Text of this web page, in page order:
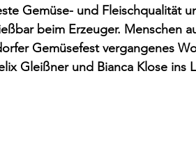
Gemüse- und Fleischqualität
beim Erzeuger. Menschen
Gemüsefest vergangenes
Gleißner und Bianca Klose ins